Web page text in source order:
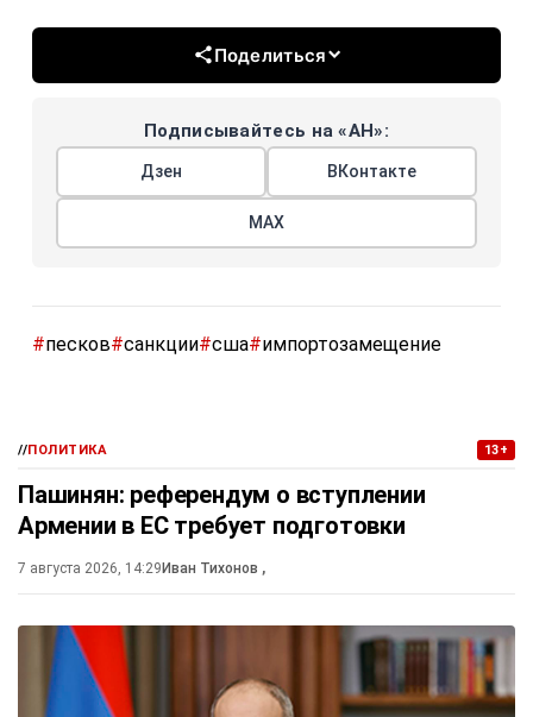
Поделиться
Подписывайтесь на «АН»:
Дзен ВКонтакте
МАХ
#песков#санкции#сша#импортозамещение
//ПОЛИТИКА 13+
Пашинян: референдум о вступлении
Армении в ЕС требует подготовки
7 августа 2026, 14:29Иван Тихонов ,